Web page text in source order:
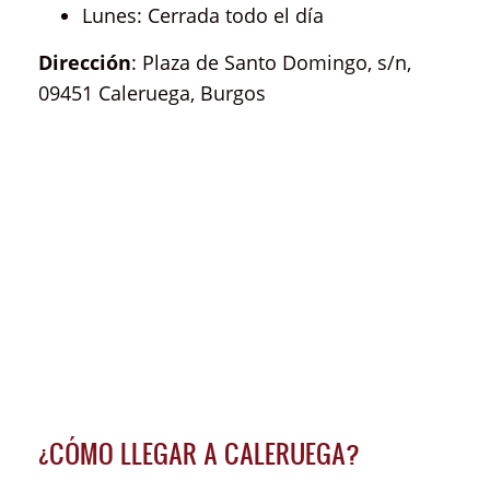
Lunes: Cerrada todo el día
Dirección: Plaza de Santo Domingo, s/n,
09451 Caleruega, Burgos
¿CÓMO LLEGAR A CALERUEGA?